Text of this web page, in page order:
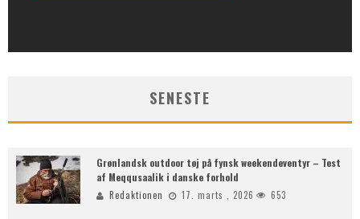
SENESTE
Grønlandsk outdoor tøj på fynsk weekendeventyr – Test
af Meqqusaalik i danske forhold
Redaktionen 17. marts , 2026 653